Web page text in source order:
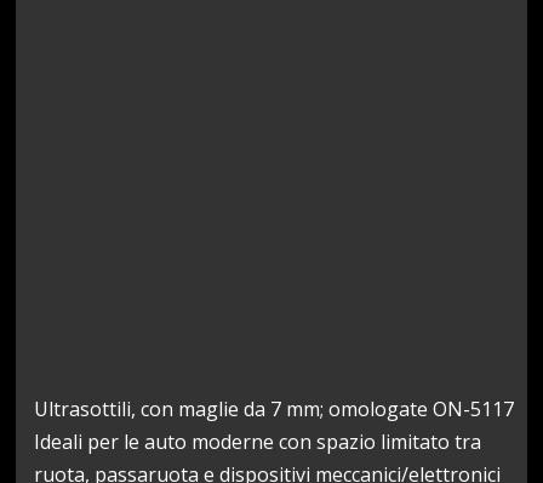
Ultrasottili, con maglie da 7 mm; omologate ON-5117
Ideali per le auto moderne con spazio limitato tra
ruota, passaruota e dispositivi meccanici/elettronici